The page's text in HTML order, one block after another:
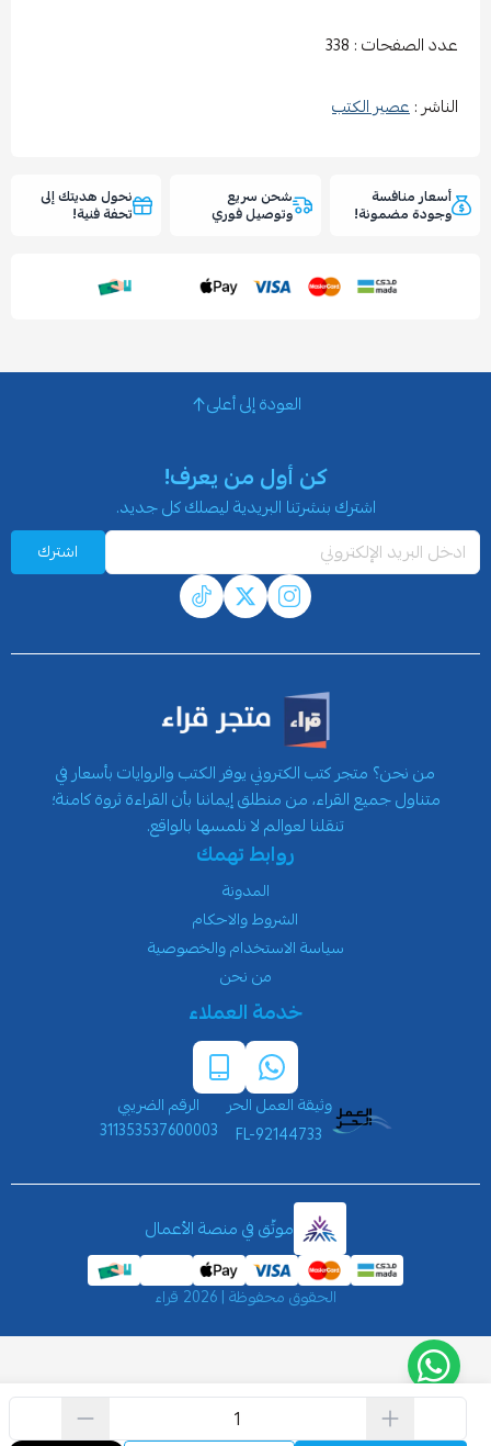
عدد الصفحات : 338
الناشر :عصير الكتب
أسعار منافسة
وجودة مضمونة!
شحن سريع
وتوصيل فوري
نحول هديتك إلى
تحفة فنية!
العودة إلى أعلى
كن أول من يعرف!
اشترك بنشرتنا البريدية ليصلك كل جديد.
اشترك
من نحن؟ متجر كتب الكتروني يوفر الكتب والروايات بأسعار في
متناول جميع القراء، من منطلق إيماننا بأن القراءة ثروة كامنة؛
تنقلنا لعوالم لا نلمسها بالواقع.
روابط تهمك
المدونة
الشروط والاحكام
سياسة الاستخدام والخصوصية
من نحن
خدمة العملاء
وثيقة العمل الحر
FL-92144733
الرقم الضريبي
311353537600003
موثّق في منصة الأعمال
الحقوق محفوظة | 2026 قراء